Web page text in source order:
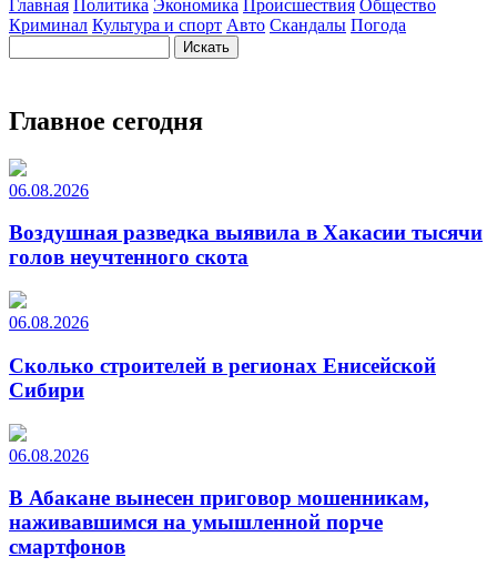
Главная Политика Экономика Происшествия Общество
Криминал Культура и спорт Авто Скандалы Погода
Главное сегодня
06.08.2026
Воздушная разведка выявила в Хакасии тысячи
голов неучтенного скота
06.08.2026
Сколько строителей в регионах Енисейской
Сибири
06.08.2026
В Абакане вынесен приговор мошенникам,
наживавшимся на умышленной порче
смартфонов